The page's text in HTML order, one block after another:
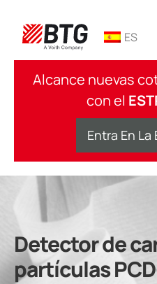
contenido
ES
Alcance nuevas
con el
Entra En
Detector de
partículas